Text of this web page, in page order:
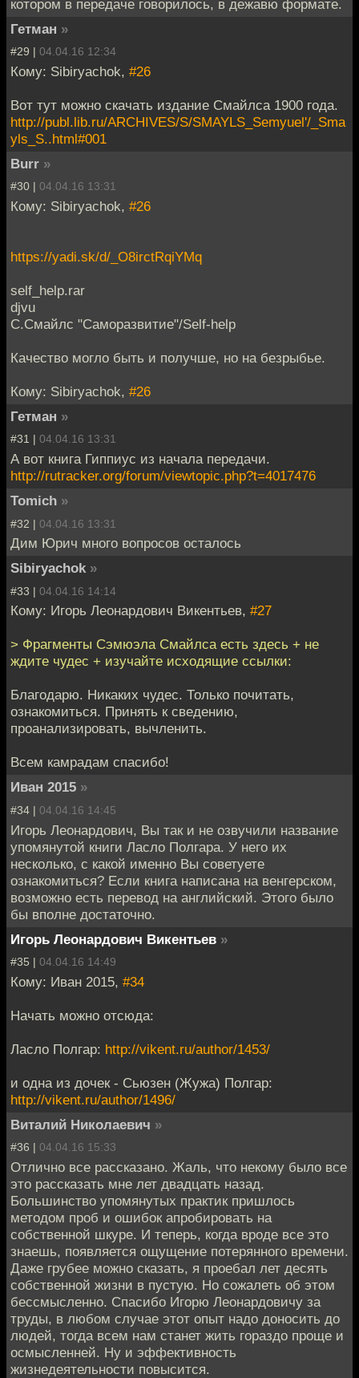
котором в передаче говорилось, в дежавю формате.
Гетман »
#29 | 04.04.16 12:34
Кому: Sibiryachok, #26
Вот тут можно скачать издание Смайлса 1900 года.
http://publ.lib.ru/ARCHIVES/S/SMAYLS_Semyuel'/_Sma
yls_S..html#001
Burr »
#30 | 04.04.16 13:31
Кому: Sibiryachok, #26
https://yadi.sk/d/_O8irctRqiYMq
self_help.rar
djvu
С.Смайлс "Саморазвитие"/Self-help
Качество могло быть и получше, но на безрыбье.
Кому: Sibiryachok, #26
Гетман »
#31 | 04.04.16 13:31
А вот книга Гиппиус из начала передачи.
http://rutracker.org/forum/viewtopic.php?t=4017476
Tomich »
#32 | 04.04.16 13:31
Дим Юрич много вопросов осталось
Sibiryachok »
#33 | 04.04.16 14:14
Кому: Игорь Леонардович Викентьев, #27
> Фрагменты Сэмюэла Смайлса есть здесь + не
ждите чудес + изучайте исходящие ссылки:
Благодарю. Никаких чудес. Только почитать,
ознакомиться. Принять к сведению,
проанализировать, вычленить.
Всем камрадам спасибо!
Иван 2015 »
#34 | 04.04.16 14:45
Игорь Леонардович, Вы так и не озвучили название
упомянутой книги Ласло Полгара. У него их
несколько, с какой именно Вы советуете
ознакомиться? Если книга написана на венгерском,
возможно есть перевод на английский. Этого было
бы вполне достаточно.
Игорь Леонардович Викентьев »
#35 | 04.04.16 14:49
Кому: Иван 2015, #34
Начать можно отсюда:
Ласло Полгар: http://vikent.ru/author/1453/
и одна из дочек - Сьюзен (Жужа) Полгар:
http://vikent.ru/author/1496/
Виталий Николаевич »
#36 | 04.04.16 15:33
Отлично все рассказано. Жаль, что некому было все
это рассказать мне лет двадцать назад.
Большинство упомянутых практик пришлось
методом проб и ошибок апробировать на
собственной шкуре. И теперь, когда вроде все это
знаешь, появляется ощущение потерянного времени.
Даже грубее можно сказать, я проебал лет десять
собственной жизни в пустую. Но сожалеть об этом
бессмысленно. Спасибо Игорю Леонардовичу за
труды, в любом случае этот опыт надо доносить до
людей, тогда всем нам станет жить гораздо проще и
осмысленней. Ну и эффективность
жизнедеятельности повысится.